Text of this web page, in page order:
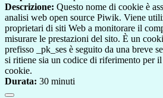
Descrizione: Questo nome di cookie è
analisi web open source Piwik. Viene
proprietari di siti Web a monitorare il
misurare le prestazioni del sito. È un
prefisso _pk_ses è seguito da una breve
si ritiene sia un codice di riferimento per
cookie.
Durata: 30 minuti